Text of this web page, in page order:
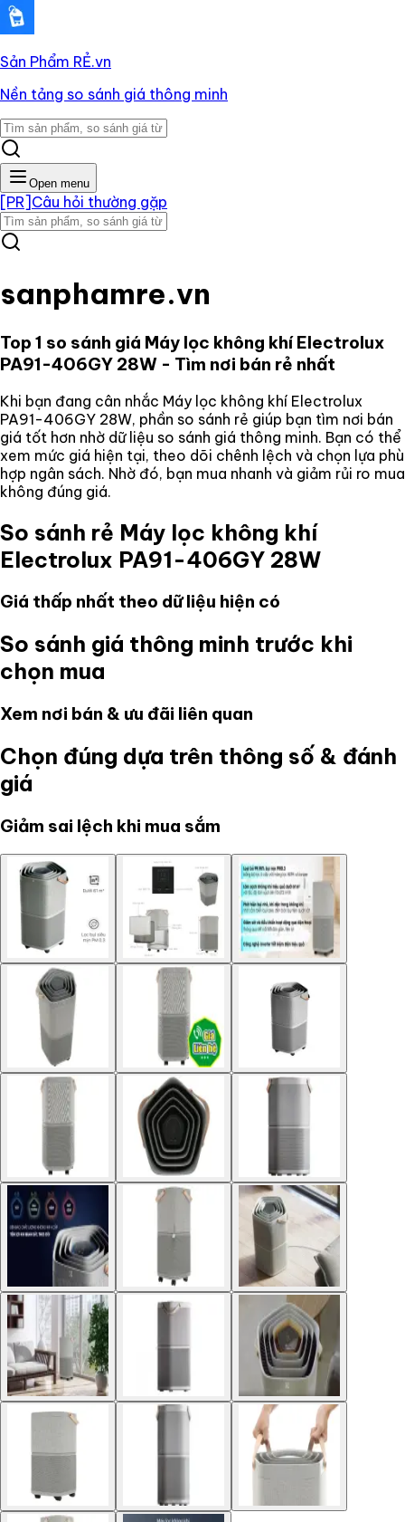
Sản Phẩm RẺ.vn
Nền tảng so sánh giá thông minh
Open menu
[PR] Câu hỏi thường gặp
sanphamre.vn
Top 1 so sánh giá Máy lọc không khí Electrolux
PA91-406GY 28W - Tìm nơi bán rẻ nhất
Khi bạn đang cân nhắc Máy lọc không khí Electrolux
PA91-406GY 28W, phần so sánh rẻ giúp bạn tìm nơi bán
giá tốt hơn nhờ dữ liệu so sánh giá thông minh. Bạn có thể
xem mức giá hiện tại, theo dõi chênh lệch và chọn lựa phù
hợp ngân sách. Nhờ đó, bạn mua nhanh và giảm rủi ro mua
không đúng giá.
So sánh rẻ Máy lọc không khí
Electrolux PA91-406GY 28W
Giá thấp nhất theo dữ liệu hiện có
So sánh giá thông minh trước khi
chọn mua
Xem nơi bán & ưu đãi liên quan
Chọn đúng dựa trên thông số & đánh
giá
Giảm sai lệch khi mua sắm